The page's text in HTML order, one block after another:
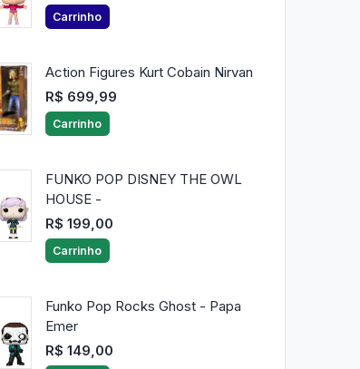
Carrinho
Action Figures Kurt Cobain Nirvan
R$ 699,99
Carrinho
FUNKO POP DISNEY THE OWL
HOUSE -
R$ 199,00
Carrinho
Funko Pop Rocks Ghost - Papa
Emer
R$ 149,00